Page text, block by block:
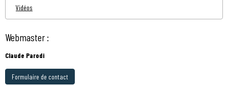
Vidéos
Webmaster :
Claude Parodi
Formulaire de contact